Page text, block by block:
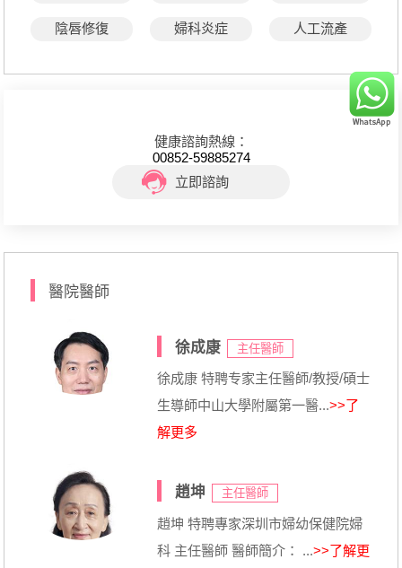
陰唇修復 婦科炎症 人工流產
健康諮詢熱線：
00852-59885274
立即諮詢
醫院醫師
徐成康 主任醫師
徐成康 特聘专家主任醫師/教授/碩士
生導師中山大學附屬第一醫...>>了
解更多
趙坤 主任醫師
趙坤 特聘專家深圳市婦幼保健院婦
科 主任醫師 醫師簡介： ...>>了解更